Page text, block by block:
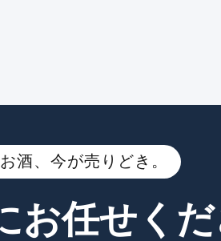
酒、今が売りどき。
お任せくだ